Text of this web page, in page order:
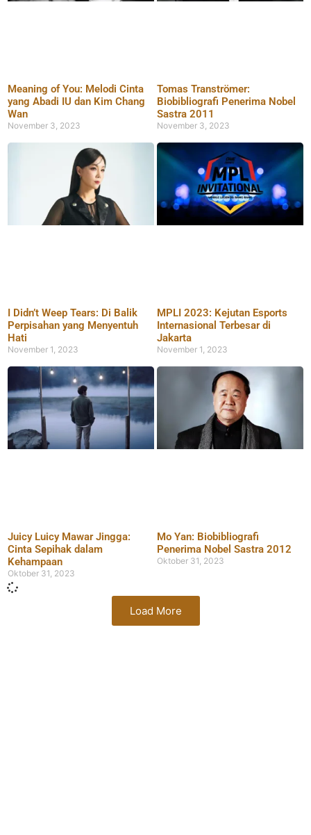
Meaning of You: Melodi Cinta
yang Abadi IU dan Kim Chang
Wan
November 3, 2023
Tomas Tranströmer:
Biobibliografi Penerima Nobel
Sastra 2011
November 3, 2023
I Didn’t Weep Tears: Di Balik
Perpisahan yang Menyentuh
Hati
November 1, 2023
MPLI 2023: Kejutan Esports
Internasional Terbesar di
Jakarta
November 1, 2023
Juicy Luicy Mawar Jingga:
Cinta Sepihak dalam
Kehampaan
Oktober 31, 2023
Mo Yan: Biobibliografi
Penerima Nobel Sastra 2012
Oktober 31, 2023
Load More